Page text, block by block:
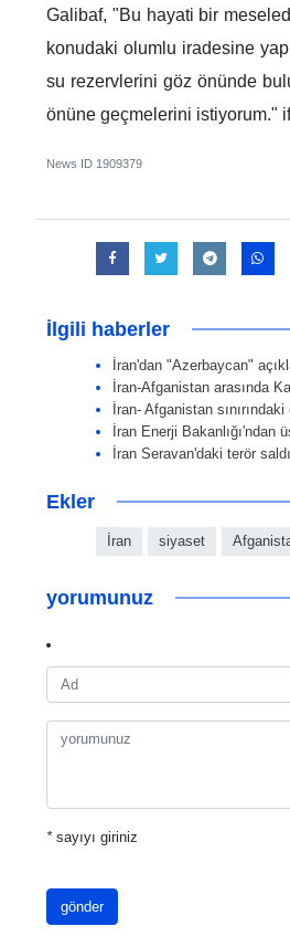
Galibaf, "Bu hayati bir
konudaki olumlu iradesine
su rezervlerini göz önünde
önüne geçmelerini istiyorum."
News ID 1909379
İlgili haberler
İran'dan "Azerbaycan"
İran-Afganistan arasında
İran- Afganistan
İran Enerji Bakanlığı'ndan
İran Seravan'daki terör
Ekler
İran siyaset
yorumunuz
*sayıyı giriniz
gönder